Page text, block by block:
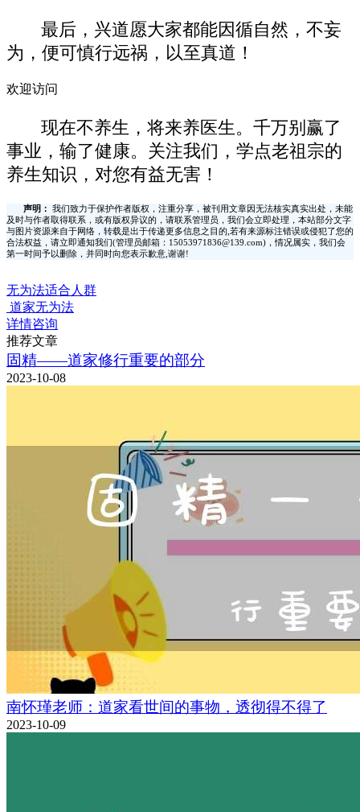
最后，兴道愿大家都能因循自然，不妄
为，便可慎行远祸，以至真道！
欢迎访问
现在不养生，将来养医生。千万别赢了
事业，输了健康。关注我们，学点老祖宗的
养生知识，对您有益无害！
声明：
我们致力于保护作者版权，注重分享，被刊用文章因无法核实真实出处，未能
及时与作者取得联系，或有版权异议的，请联系管理员，我们会立即处理，本站部分文字
与图片资源来自于网络，转载是出于传递更多信息之目的,若有来源标注错误或侵犯了您的
合法权益，请立即通知我们(管理员邮箱：15053971836@139.com)，情况属实，我们会
第一时间予以删除，并同时向您表示歉意,谢谢!
无为法适合人群
道家无为法
详情咨询
推荐文章
固精——道家修行重要的部分
2023-10-08
南怀瑾老师：道家看世间的事物，透彻得不得了
2023-10-09